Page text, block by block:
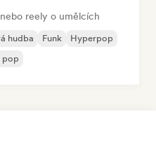
reely o umělcích
hudba Funk
Hyperpop
pop